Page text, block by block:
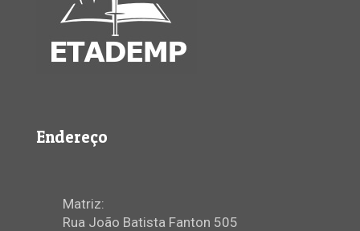
Endereço
Matriz:
Rua João Batista Fanton 505